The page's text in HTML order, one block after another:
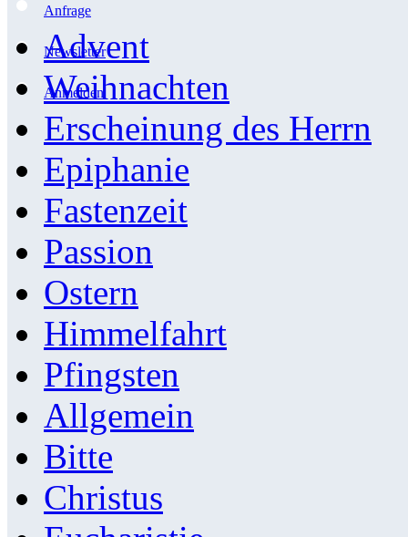
Anfrage
Newsletter
Anmelden
Advent
Weihnachten
Erscheinung des Herrn
Epiphanie
Fastenzeit
Passion
Ostern
Himmelfahrt
Pfingsten
Allgemein
Bitte
Christus